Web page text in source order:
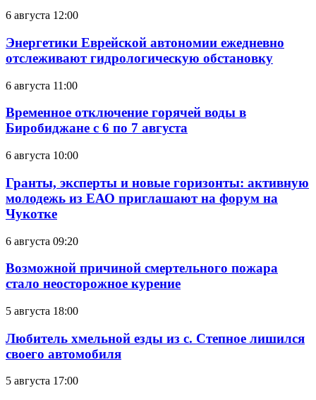
6 августа 12:00
Энергетики Еврейской автономии ежедневно
отслеживают гидрологическую обстановку
6 августа 11:00
Временное отключение горячей воды в
Биробиджане с 6 по 7 августа
6 августа 10:00
Гранты, эксперты и новые горизонты: активную
молодежь из ЕАО приглашают на форум на
Чукотке
6 августа 09:20
Возможной причиной смертельного пожара
стало неосторожное курение
5 августа 18:00
Любитель хмельной езды из с. Степное лишился
своего автомобиля
5 августа 17:00